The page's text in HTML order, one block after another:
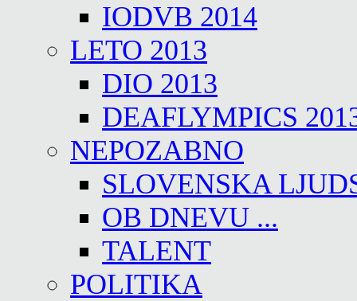
IODVB 2014
LETO 2013
DIO 2013
DEAFLYMPICS
NEPOZABNO
SLOVENSKA
OB DNEVU ...
TALENT
POLITIKA